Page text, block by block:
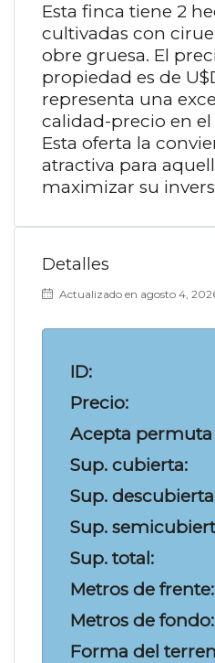
Esta finca tiene 2
cultivadas con
obre gruesa. El
propiedad es de
representa una
calidad-precio en
Esta oferta la
atractiva para
maximizar su
Detalles
Actualizado en agosto 4,
ID:
Precio:
Acepta permuta
Sup. cubierta:
Sup.
Sup.
Sup. total:
Metros de frente:
Metros de fondo:
Forma del